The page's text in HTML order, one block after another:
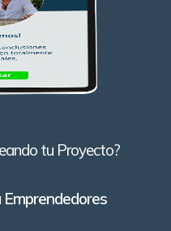
tu Proyecto?